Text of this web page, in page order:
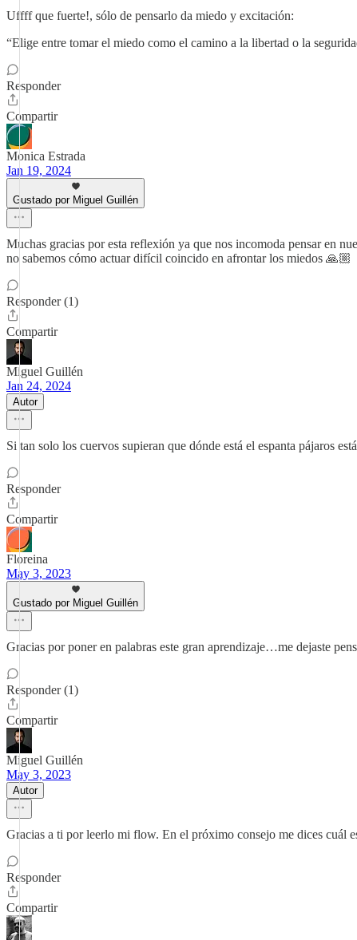
Uffff que fuerte!, sólo de pensarlo da miedo y excitación:
“Elige entre tomar el miedo como el camino a la libertad o la
Responder
Compartir
Monica Estrada
Jan 19, 2024
Gustado por Miguel Guillén
Muchas gracias por esta reflexión ya que nos incomoda pensar en
no sabemos cómo actuar difícil coincido en afrontar los miedos 🙏🏼
Responder (1)
Compartir
Miguel Guillén
Jan 24, 2024
Autor
Si tan solo los cuervos supieran que dónde está el espanta pájaros
Responder
Compartir
Floreina
May 3, 2023
Gustado por Miguel Guillén
Gracias por poner en palabras este gran aprendizaje…me dejaste
Responder (1)
Compartir
Miguel Guillén
May 3, 2023
Autor
Gracias a ti por leerlo mi flow. En el próximo consejo me dices cuál
Responder
Compartir